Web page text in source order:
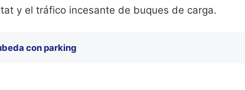
y el tráfico incesante de buques de carga.
con parking